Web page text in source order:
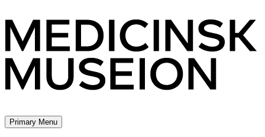
to
content
Primary Menu